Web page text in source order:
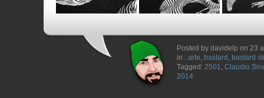
Posted by davidelp on 23
in : arte, bastard , bastard
Tagged: 2501, Claudio
2014